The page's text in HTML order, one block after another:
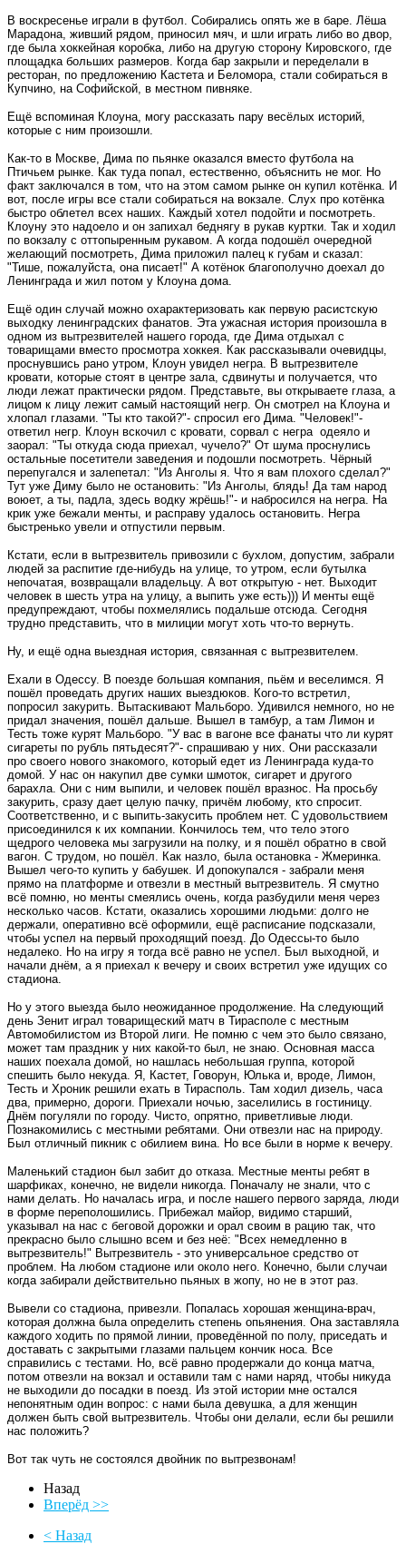
В воскресенье играли в футбол. Собирались опять же в баре. Лёша
Марадона, живший рядом, приносил мяч, и шли играть либо во двор,
где была хоккейная коробка, либо на другую сторону Кировского, где
площадка больших размеров. Когда бар закрыли и переделали в
ресторан, по предложению Кастета и Беломора, стали собираться в
Купчино, на Софийской, в местном пивняке.
Ещё вспоминая Клоуна, могу рассказать пару весёлых историй,
которые с ним произошли.
Как-то в Москве, Дима по пьянке оказался вместо футбола на
Птичьем рынке. Как туда попал, естественно, объяснить не мог. Но
факт заключался в том, что на этом самом рынке он купил котёнка. И
вот, после игры все стали собираться на вокзале. Слух про котёнка
быстро облетел всех наших. Каждый хотел подойти и посмотреть.
Клоуну это надоело и он запихал беднягу в рукав куртки. Так и ходил
по вокзалу с оттопыренным рукавом. А когда подошёл очередной
желающий посмотреть, Дима приложил палец к губам и сказал:
"Тише, пожалуйста, она писает!" А котёнок благополучно доехал до
Ленинграда и жил потом у Клоуна дома.
Ещё один случай можно охарактеризовать как первую расистскую
выходку ленинградских фанатов. Эта ужасная история произошла в
одном из вытрезвителей нашего города, где Дима отдыхал с
товарищами вместо просмотра хоккея. Как рассказывали очевидцы,
проснувшись рано утром, Клоун увидел негра. В вытрезвителе
кровати, которые стоят в центре зала, сдвинуты и получается, что
люди лежат практически рядом. Представьте, вы открываете глаза, а
лицом к лицу лежит самый настоящий негр. Он смотрел на Клоуна и
хлопал глазами. "Ты кто такой?"- спросил его Дима. "Человек!"-
ответил негр. Клоун вскочил с кровати, сорвал с негра одеяло и
заорал: "Ты откуда сюда приехал, чучело?" От шума проснулись
остальные посетители заведения и подошли посмотреть. Чёрный
перепугался и залепетал: "Из Анголы я. Что я вам плохого сделал?"
Тут уже Диму было не остановить: "Из Анголы, блядь! Да там народ
воюет, а ты, падла, здесь водку жрёшь!"- и набросился на негра. На
крик уже бежали менты, и расправу удалось остановить. Негра
быстренько увели и отпустили первым.
Кстати, если в вытрезвитель привозили с бухлом, допустим, забрали
людей за распитие где-нибудь на улице, то утром, если бутылка
непочатая, возвращали владельцу. А вот открытую - нет. Выходит
человек в шесть утра на улицу, а выпить уже есть))) И менты ещё
предупреждают, чтобы похмелялись подальше отсюда. Сегодня
трудно представить, что в милиции могут хоть что-то вернуть.
Ну, и ещё одна выездная история, связанная с вытрезвителем.
Ехали в Одессу. В поезде большая компания, пьём и веселимся. Я
пошёл проведать других наших выездюков. Кого-то встретил,
попросил закурить. Вытаскивают Мальборо. Удивился немного, но не
придал значения, пошёл дальше. Вышел в тамбур, а там Лимон и
Тесть тоже курят Мальборо. "У вас в вагоне все фанаты что ли курят
сигареты по рубль пятьдесят?"- спрашиваю у них. Они рассказали
про своего нового знакомого, который едет из Ленинграда куда-то
домой. У нас он накупил две сумки шмоток, сигарет и другого
барахла. Они с ним выпили, и человек пошёл вразнос. На просьбу
закурить, сразу дает целую пачку, причём любому, кто спросит.
Соответственно, и с выпить-закусить проблем нет. С удовольствием
присоединился к их компании. Кончилось тем, что тело этого
щедрого человека мы загрузили на полку, и я пошёл обратно в свой
вагон. С трудом, но пошёл. Как назло, была остановка - Жмеринка.
Вышел чего-то купить у бабушек. И допокупался - забрали меня
прямо на платформе и отвезли в местный вытрезвитель. Я смутно
всё помню, но менты смеялись очень, когда разбудили меня через
несколько часов. Кстати, оказались хорошими людьми: долго не
держали, оперативно всё оформили, ещё расписание подсказали,
чтобы успел на первый проходящий поезд. До Одессы-то было
недалеко. Но на игру я тогда всё равно не успел. Был выходной, и
начали днём, а я приехал к вечеру и своих встретил уже идущих со
стадиона.
Но у этого выезда было неожиданное продолжение. На следующий
день Зенит играл товарищеский матч в Тирасполе с местным
Автомобилистом из Второй лиги. Не помню с чем это было связано,
может там праздник у них какой-то был, не знаю. Основная масса
наших поехала домой, но нашлась небольшая группа, которой
спешить было некуда. Я, Кастет, Говорун, Юлька и, вроде, Лимон,
Тесть и Хроник решили ехать в Тирасполь. Там ходил дизель, часа
два, примерно, дороги. Приехали ночью, заселились в гостиницу.
Днём погуляли по городу. Чисто, опрятно, приветливые люди.
Познакомились с местными ребятами. Они отвезли нас на природу.
Был отличный пикник с обилием вина. Но все были в норме к вечеру.
Маленький стадион был забит до отказа. Местные менты ребят в
шарфиках, конечно, не видели никогда. Поначалу не знали, что с
нами делать. Но началась игра, и после нашего первого заряда, люди
в форме переполошились. Прибежал майор, видимо старший,
указывал на нас с беговой дорожки и орал своим в рацию так, что
прекрасно было слышно всем и без неё: "Всех немедленно в
вытрезвитель!" Вытрезвитель - это универсальное средство от
проблем. На любом стадионе или около него. Конечно, были случаи
когда забирали действительно пьяных в жопу, но не в этот раз.
Вывели со стадиона, привезли. Попалась хорошая женщина-врач,
которая должна была определить степень опьянения. Она заставляла
каждого ходить по прямой линии, проведённой по полу, приседать и
доставать с закрытыми глазами пальцем кончик носа. Все
справились с тестами. Но, всё равно продержали до конца матча,
потом отвезли на вокзал и оставили там с нами наряд, чтобы никуда
не выходили до посадки в поезд. Из этой истории мне остался
непонятным один вопрос: с нами была девушка, а для женщин
должен быть свой вытрезвитель. Чтобы они делали, если бы решили
нас положить?
Вот так чуть не состоялся двойник по вытрезвонам!
Назад
Вперёд >>
< Назад